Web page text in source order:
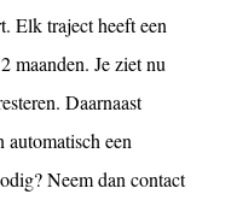
Elk traject heeft een
maanden. Je ziet nu
Daarnaast
een
Neem dan contact